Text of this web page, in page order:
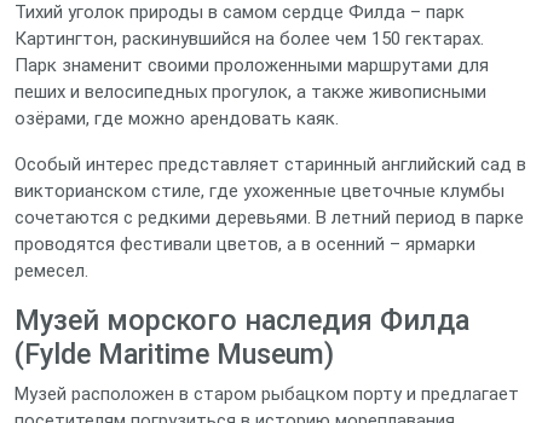
Тихий уголок природы в самом сердце Филда – парк
Картингтон, раскинувшийся на более чем 150 гектарах.
Парк знаменит своими проложенными маршрутами для
пеших и велосипедных прогулок, а также живописными
озёрами, где можно арендовать каяк.
Особый интерес представляет старинный английский сад в
викторианском стиле, где ухоженные цветочные клумбы
сочетаются с редкими деревьями. В летний период в парке
проводятся фестивали цветов, а в осенний – ярмарки
ремесел.
Музей морского наследия Филда
(Fylde Maritime Museum)
Музей расположен в старом рыбацком порту и предлагает